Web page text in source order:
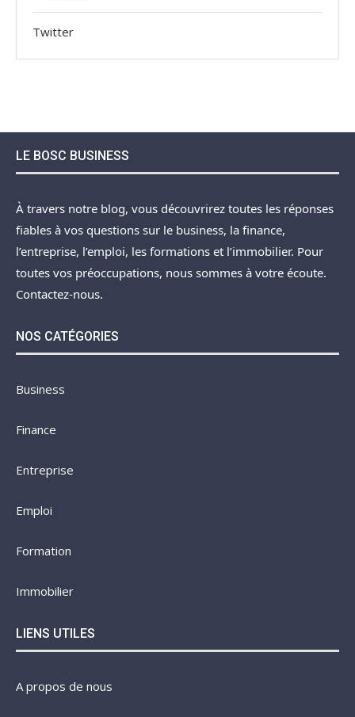
Twitter
LE BOSC BUSINESS
À travers notre blog, vous découvrirez toutes les réponses
fiables à vos questions sur le business, la finance,
l’entreprise, l’emploi, les formations et l’immobilier. Pour
toutes vos préoccupations, nous sommes à votre écoute.
Contactez-nous.
NOS CATÉGORIES
Business
Finance
Entreprise
Emploi
Formation
Immobilier
LIENS UTILES
A propos de nous